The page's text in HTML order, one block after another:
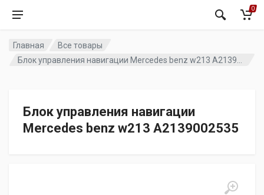
0
Главная
Все товары
Блок управления навигации
Mercedes benz w213 A2139002535